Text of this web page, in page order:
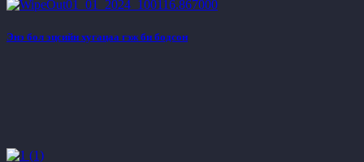
Энэ бол эцсийн хугацаа гэж би бодсон